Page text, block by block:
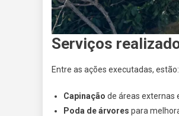
Serviços
Entre as ações executadas, estão:
Capinação de áreas externas
Poda de árvores para